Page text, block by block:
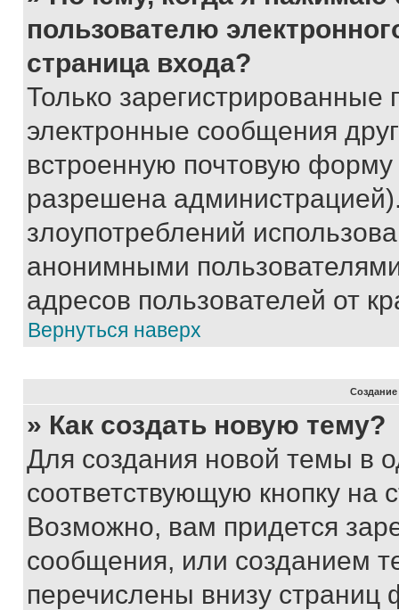
пользователю
страница входа?
Только зарегистрированные
электронные сообщения
встроенную почтовую
разрешена
злоупотреблений
анонимными
адресов пользователей от
Вернуться наверх
» Как создать новую тему?
Для создания новой темы в
соответствующую кнопку
Возможно, вам придется
сообщения, или созданием
перечислены внизу